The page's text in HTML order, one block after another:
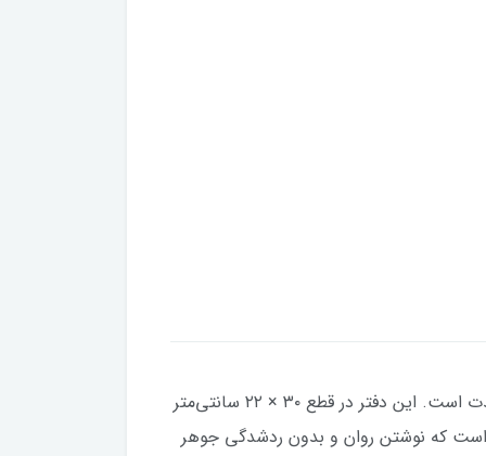
یادداشت دانشجویی یک دفتر بزرگ، کاربردی و مناسب برای استفاده حرفه‌ای، اداری و یادداشت‌برداری‌های طولانی‌مدت است. این دفتر در قطع ۳۰ × ۲۲ سانتی‌متر
است که نوشتن روان و بدون ردشدگی جوهر